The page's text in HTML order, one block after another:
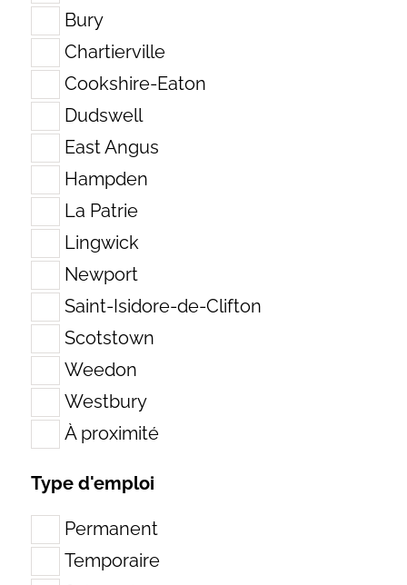
Bury
Chartierville
Cookshire-Eaton
Dudswell
East Angus
Hampden
La Patrie
Lingwick
Newport
Saint-Isidore-de-Clifton
Scotstown
Weedon
Westbury
À proximité
Type d'emploi
Permanent
Temporaire